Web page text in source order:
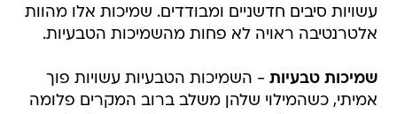
עשויות סיבים חדשניים ומבודדים. שמיכות אלו מהוות
אלטרנטיבה ראויה לא פחות מהשמיכות הטבעיות.
שמיכות טבעיות - השמיכות הטבעיות עשויות פוך
אמיתי, כשהמילוי שלהן משלב ברוב המקרים פלומה